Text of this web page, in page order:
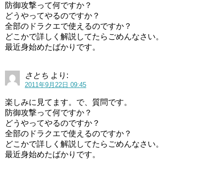
防御攻撃って何ですか？
どうやってやるのですか？
全部のドラクエで使えるのですか？
どこかで詳しく解説してたらごめんなさい。
最近身始めたばかりです。
さとち より:
2011年9月22日 09:45
楽しみに見てます。で、質問です。
防御攻撃って何ですか？
どうやってやるのですか？
全部のドラクエで使えるのですか？
どこかで詳しく解説してたらごめんなさい。
最近身始めたばかりです。